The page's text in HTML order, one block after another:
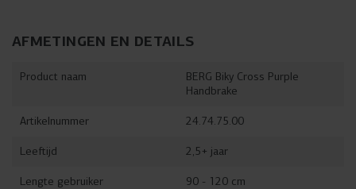
AFMETINGEN EN DETAILS
Product naam
BERG Biky Cross Purple
Handbrake
Artikelnummer 24.74.75.00
Leeftijd 2,5+ jaar
Lengte gebruiker 90 - 120 cm